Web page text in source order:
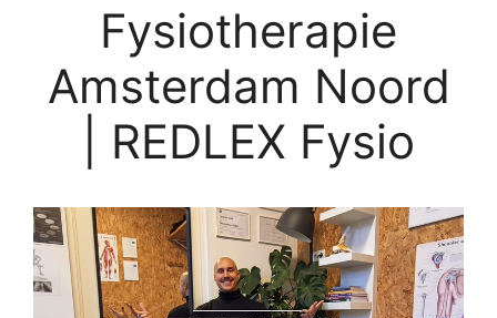
Fysiotherapie
Amsterdam Noord
| REDLEX Fysio